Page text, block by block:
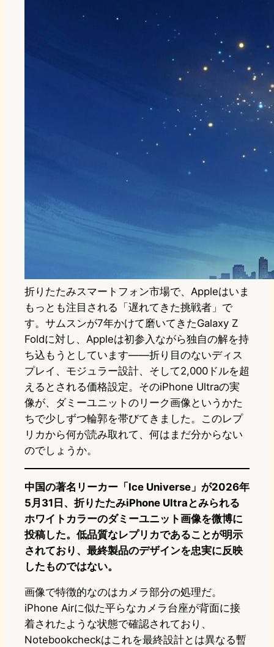
折りたたみスマートフォン市場で、Appleはいま
もっとも注目される「遅れてきた挑戦者」で
す。サムスンが7年かけて磨いてきたGalaxy Z
Foldに対し、Appleは初参入ながら独自の解を持
ち込もうとしています——折り目のないディス
プレイ、モジュラー設計、そして2,000ドルを超
えるとされる価格設定。そのiPhone Ultraの実
像が、ダミーユニットのリーク画像というかた
ちで少しずつ輪郭を帯びてきました。このレプ
リカから何が読み取れて、何はまだ分からない
のでしょうか。
中国の著名リーカー「Ice Universe」が2026年
5月31日、折りたたみiPhone Ultraとみられる
ホワイトカラーのダミーユニット画像を微博に
投稿した。低品質なレプリカであることが明示
されており、最終製品のデザインを忠実に反映
したものではない。
画像で特徴的なのはカメラ部分の処理だ。
iPhone Airに似た平らなカメラ台座が背面に接
着されたような状態で確認されており、
Notebookcheckはこれを最終設計とは異なる暫